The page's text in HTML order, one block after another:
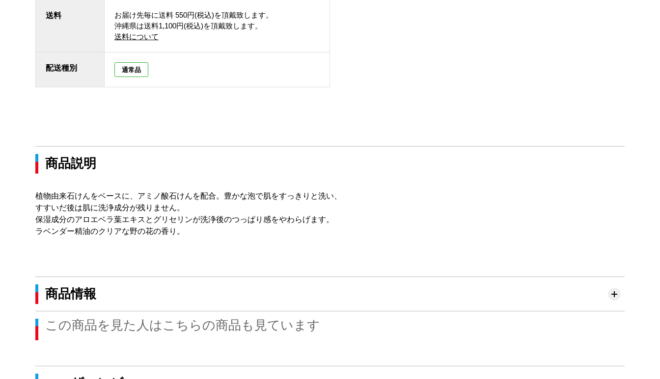
送料 お届け先毎に送料 550円(税込)を頂戴致します。
沖縄県は送料1,100円(税込)を頂戴致します。
送料について
配送種別 通常品
商品説明
植物由来石けんをベースに、アミノ酸石けんを配合。豊かな泡で肌をすっきりと洗い、
すすいだ後は肌に洗浄成分が残りません。
保湿成分のアロエベラ葉エキスとグリセリンが洗浄後のつっぱり感をやわらげます。
ラベンダー精油のクリアな野の花の香り。
商品情報
この商品を見た人はこちらの商品も見ています